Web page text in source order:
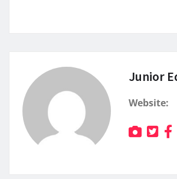
Junior
Website: